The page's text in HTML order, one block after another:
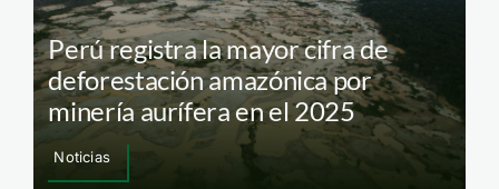
Perú registra la mayor cifra de
deforestación amazónica por
minería aurífera en el 2025
Noticias